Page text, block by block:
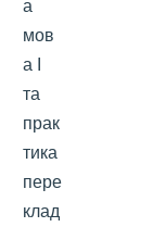
а
мов
а І
та
прак
тика
пере
клад